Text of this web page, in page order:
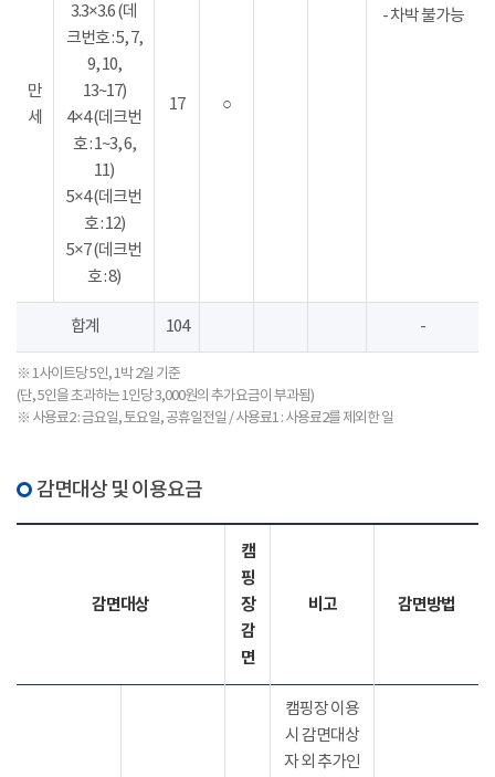
- 차박 불가능
만
세
3.3×3.6 (데
크번호 : 5, 7,
9, 10,
13~17)
4×4 (데크번
호 : 1~3, 6,
11)
5×4 (데크번
호 : 12)
5×7 (데크번
호 : 8)
17 ○
합계 104 -
※ 1사이트당 5인, 1박 2일 기준
(단, 5인을 초과하는 1인당 3,000원의 추가요금이 부과됨)
※ 사용료2 : 금요일, 토요일, 공휴일전일 / 사용료1 : 사용료2를 제외한 일
감면대상 및 이용요금
감면대상
캠
핑
장
감
면
비고 감면방법
캠핑장 이용
시 감면대상
자 외 추가인